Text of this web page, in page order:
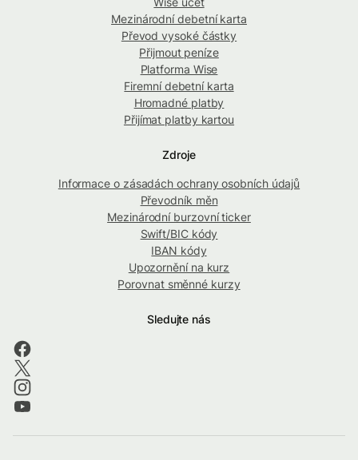
Mezinárodní debetní karta
Převod vysoké částky
Přijmout peníze
Platforma Wise
Firemní debetní karta
Hromadné platby
Přijímat platby kartou
Zdroje
Informace o zásadách ochrany osobních údajů
Převodník měn
Mezinárodní burzovní ticker
Swift/BIC kódy
IBAN kódy
Upozornění na kurz
Porovnat směnné kurzy
Sledujte nás